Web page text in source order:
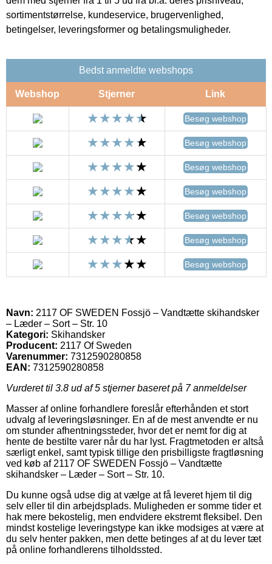
sortimentstørrelse, kundeservice, brugervenlighed,
betingelser, leveringsformer og betalingsmuligheder.
Bedst anmeldte webshops
Webshop Stjerner Link
Besøg webshop
Besøg webshop
Besøg webshop
Besøg webshop
Besøg webshop
Besøg webshop
Besøg webshop
Navn: 2117 OF SWEDEN Fossjö – Vandtætte skihandsker
– Læder – Sort – Str. 10
Kategori: Skihandsker
Producent: 2117 Of Sweden
Varenummer: 7312590280858
EAN: 7312590280858
Vurderet til 3.8 ud af 5 stjerner baseret på 7anmeldelser
Masser af online forhandlere foreslår efterhånden et stort
udvalg af leveringsløsninger. En af de mest anvendte er nu
om stunder afhentningssteder, hvor det er nemt for dig at
hente de bestilte varer når du har lyst. Fragtmetoden er altså
særligt enkel, samt typisk tillige den prisbilligste fragtløsning
ved køb af 2117 OF SWEDEN Fossjö – Vandtætte
skihandsker – Læder – Sort – Str. 10.
Du kunne også udse dig at vælge at få leveret hjem til dig
selv eller til din arbejdsplads. Muligheden er somme tider et
hak mere bekostelig, men endvidere ekstremt fleksibel. Den
mindst kostelige leveringstype kan ikke modsiges at være at
du selv henter pakken, men dette betinges af at du lever tæt
på online forhandlerens tilholdssted.